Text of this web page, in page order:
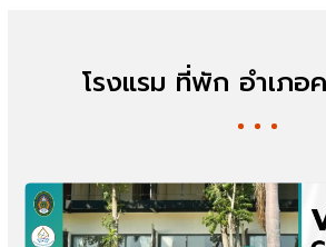
โรงแรม ที่พัก อำเภอ